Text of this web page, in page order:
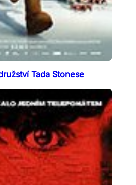
Tada Stonese